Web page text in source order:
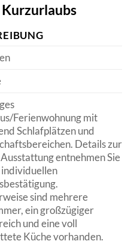
Ferienwohnung mit
Schlafplätzen und
Details zur
entnehmen Sie
sind mehrere
ein großzügiger
und eine voll
Küche vorhanden.